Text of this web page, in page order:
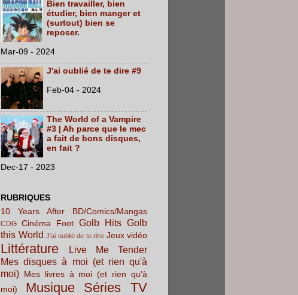
Bien travailler, bien
étudier, bien manger et
(surtout) bien se
reposer.
Mar-09 - 2024
J'ai oublié de te dire #9
Feb-04 - 2024
The World of a Vampire
#3 | Ah parce que le mec
a fait de bons disques,
en fait ?
Dec-17 - 2023
RUBRIQUES
10 Years After
BD/Comics/Mangas
CDG Cinéma Foot Golb Hits Golb
this World J'ai oublié de te dire Jeux vidéo
Littérature
Live Me Tender
Mes disques à moi (et rien qu'à
moi) Mes livres à moi (et rien qu'à
moi)
Musique Séries TV